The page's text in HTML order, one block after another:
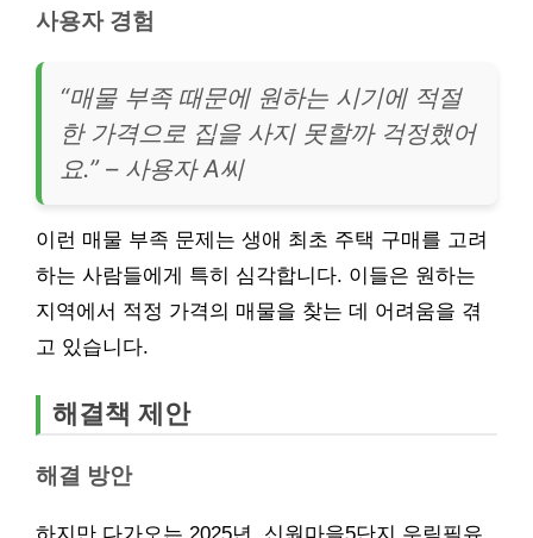
사용자 경험
“매물 부족 때문에 원하는 시기에 적절
한 가격으로 집을 사지 못할까 걱정했어
요.” – 사용자 A씨
이런 매물 부족 문제는 생애 최초 주택 구매를 고려
하는 사람들에게 특히 심각합니다. 이들은 원하는
지역에서 적정 가격의 매물을 찾는 데 어려움을 겪
고 있습니다.
해결책 제안
해결 방안
하지만 다가오는 2025년, 신원마을5단지 우림필유